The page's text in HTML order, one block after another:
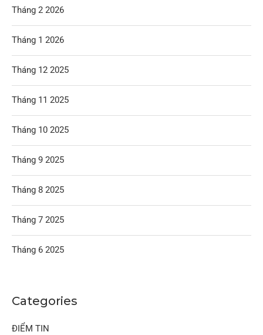
Tháng 2 2026
Tháng 1 2026
Tháng 12 2025
Tháng 11 2025
Tháng 10 2025
Tháng 9 2025
Tháng 8 2025
Tháng 7 2025
Tháng 6 2025
Categories
ĐIỂM TIN